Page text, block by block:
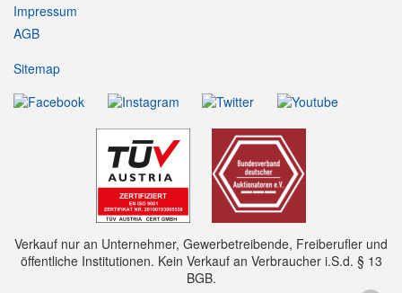
Impressum
AGB
Sitemap
Verkauf nur an Unternehmer, Gewerbetreibende, Freiberufler und
öffentliche Institutionen. Kein Verkauf an Verbraucher i.S.d. § 13
BGB.